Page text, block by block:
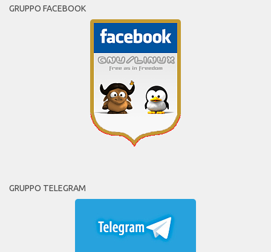
GRUPPO FACEBOOK
GRUPPO TELEGRAM